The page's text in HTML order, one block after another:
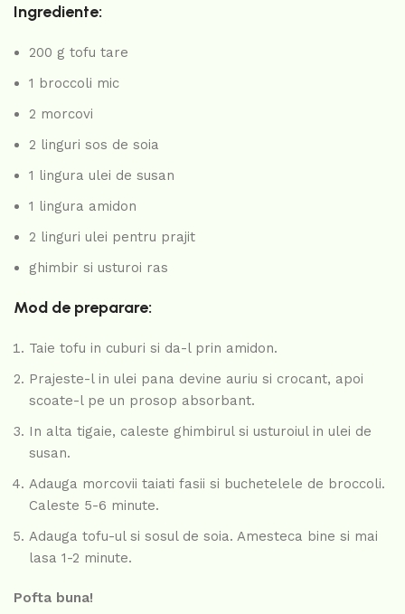
Ingrediente:
200 g tofu tare
1 broccoli mic
2 morcovi
2 linguri sos de soia
1 lingura ulei de susan
1 lingura amidon
2 linguri ulei pentru prajit
ghimbir si usturoi ras
Mod de preparare:
Taie tofu in cuburi si da-l prin amidon.
Prajeste-l in ulei pana devine auriu si crocant, apoi
scoate-l pe un prosop absorbant.
In alta tigaie, caleste ghimbirul si usturoiul in ulei de
susan.
Adauga morcovii taiati fasii si buchetelele de broccoli.
Caleste 5-6 minute.
Adauga tofu-ul si sosul de soia. Amesteca bine si mai
lasa 1-2 minute.
Pofta buna!